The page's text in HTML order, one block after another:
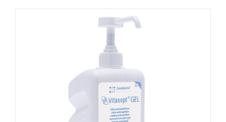
VALITSE VAIHTOEHDOISTA
TÄLLÄ
TUOTTEELLA
LISÄTIEDOT